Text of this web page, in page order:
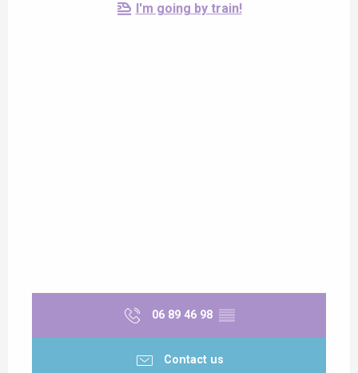
I'm going by train!
06 89 46 98 ▒▒
Contact us